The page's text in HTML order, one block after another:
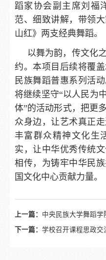
蹈家协会副主席刘福
范、细致讲解，带领
山红》两支经典舞蹈。
以舞为韵，传文化
约。本项目后续将覆
民族舞蹈普惠系列活动
将继续坚守“以人民为
体”的活动形式，把更
众身边，让艺术真正
丰富群众精神文化生
实，让中华优秀传统
相传，为铸牢中华民
国文化中心贡献力量。
上一篇： 中央民族大学舞蹈学院携手智元
下一篇： 学校召开课程思政交